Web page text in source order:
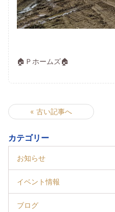
🏠Ｐホームズ🏠
« 古い記事へ
カテゴリー
お知らせ
イベント情報
ブログ